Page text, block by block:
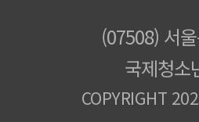
(07508) 서
국제청소
COPYRIGHT